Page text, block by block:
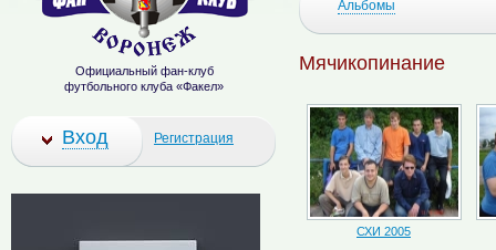
Альбомы
Мячикопинание
СХИ 2005
Официальный фан-клуб
футбольного клуба «Факел»
Вход Регистрация